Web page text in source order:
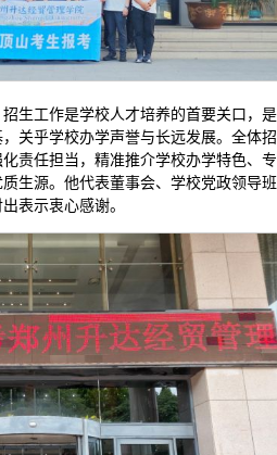
生工作是学校人才培养的首要关口，是
关乎学校办学声誉与长远发展。全体招
责任担当，精准推介学校办学特色、专
生源。他代表董事会、学校党政领导班
表示衷心感谢。